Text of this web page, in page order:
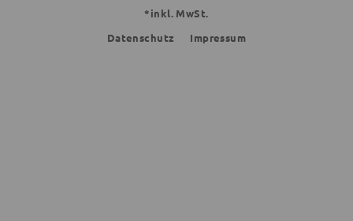
*inkl. MwSt.
Datenschutz
Impressum